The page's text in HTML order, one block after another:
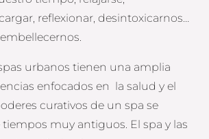
reflexionar, desintoxicarnos…
urbanos tienen una amplia
enfocados en la salud y el
curativos de un spa se
muy antiguos. El spa y las